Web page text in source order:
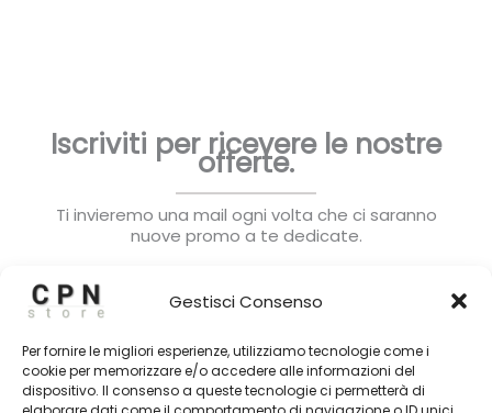
Gestisci Consenso
Per fornire le migliori esperienze, utilizziamo tecnologie come i
cookie per memorizzare e/o accedere alle informazioni del
dispositivo. Il consenso a queste tecnologie ci permetterà di
Iscriviti per ricevere le nostre
offerte.
Ti invieremo una mail ogni volta che ci saranno
nuove promo a te dedicate.